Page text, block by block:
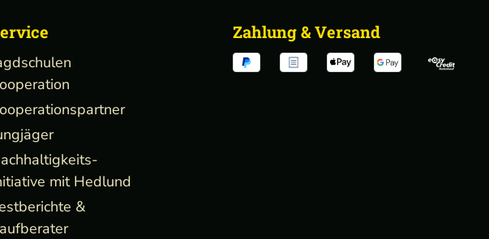
mit Hedlund
&
Zahlung & Versand